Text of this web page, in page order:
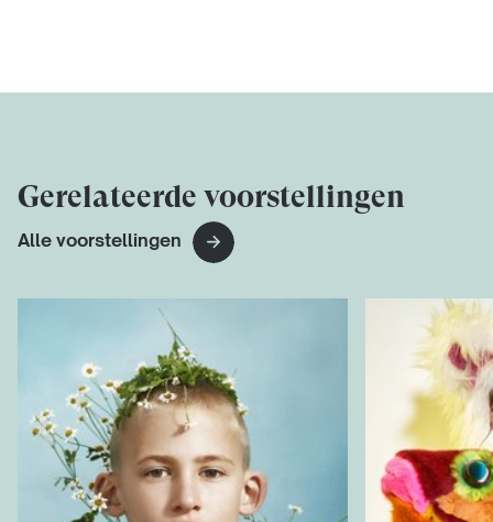
Gerelateerde voorstellingen
Alle voorstellingen